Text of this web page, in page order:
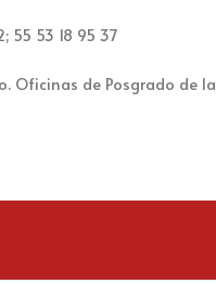
55 53 18 95 37
Oficinas de Posgrado de la